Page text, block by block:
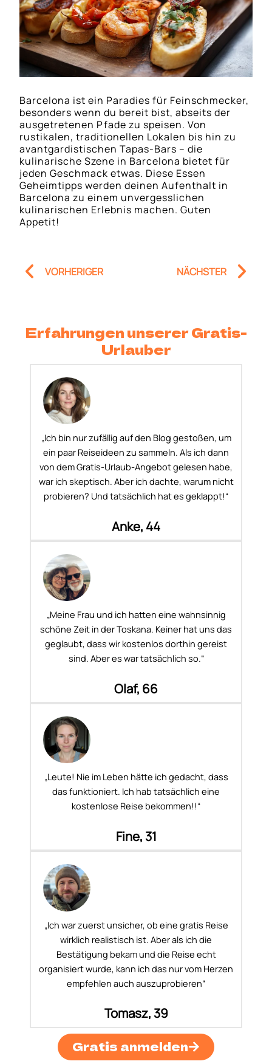
Barcelona ist ein Paradies für Feinschmecker,
besonders wenn du bereit bist, abseits der
ausgetretenen Pfade zu speisen. Von
rustikalen, traditionellen Lokalen bis hin zu
avantgardistischen Tapas-Bars – die
kulinarische Szene in Barcelona bietet für
jeden Geschmack etwas. Diese Essen
Geheimtipps werden deinen Aufenthalt in
Barcelona zu einem unvergesslichen
kulinarischen Erlebnis machen. Guten
Appetit!
Prev
VORHERIGER NÄCHSTER
Erfahrungen unserer Gratis-
Urlauber
„Ich bin nur zufällig auf den Blog gestoßen, um
ein paar Reiseideen zu sammeln. Als ich dann
von dem Gratis-Urlaub-Angebot gelesen habe,
war ich skeptisch. Aber ich dachte, warum nicht
probieren? Und tatsächlich hat es geklappt!“
Anke, 44
„Meine Frau und ich hatten eine wahnsinnig
schöne Zeit in der Toskana. Keiner hat uns das
geglaubt, dass wir kostenlos dorthin gereist
sind. Aber es war tatsächlich so.“
Olaf, 66
„Leute! Nie im Leben hätte ich gedacht, dass
das funktioniert. Ich hab tatsächlich eine
kostenlose Reise bekommen!!“
Fine, 31
„Ich war zuerst unsicher, ob eine gratis Reise
wirklich realistisch ist. Aber als ich die
Bestätigung bekam und die Reise echt
organisiert wurde, kann ich das nur vom Herzen
empfehlen auch auszuprobieren“
Tomasz, 39
Gratis anmelden